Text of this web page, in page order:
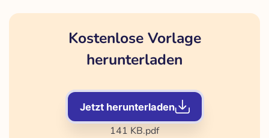
Kostenlose Vorlage
herunterladen
Jetzt herunterladen
141 KB.pdf